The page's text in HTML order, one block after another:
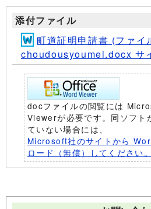
添付ファイル
町道証明申請書 (ファイ
choudousyoumei.docx サ
docファイルの閲覧には
Viewerが必要です。同ソフト
ていない場合には、
Microsoft社のサイトから
ロード（無償）してください。